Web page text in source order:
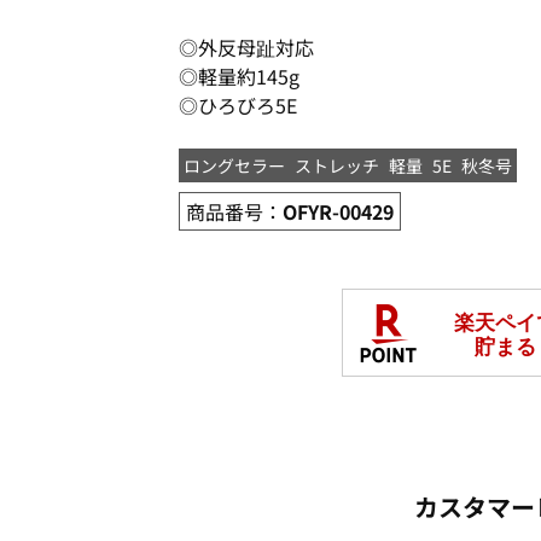
◎外反母趾対応
◎軽量約145g
◎ひろびろ5E
ロングセラー ストレッチ 軽量 5E 秋冬号
商品番号： OFYR-00429
カスタマ